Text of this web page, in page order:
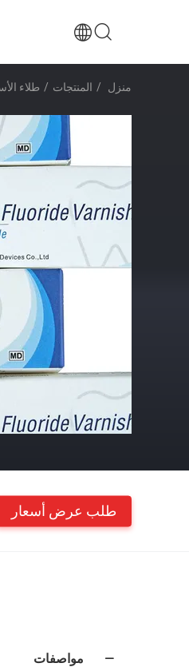
منزل / المنتجات / طلاء
طلب عرض أسعار
مواصفات